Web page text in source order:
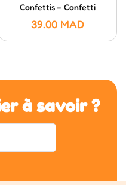
Confettis – Confetti
Poppers (20 Cm)
39.00 MAD
à savoir ?